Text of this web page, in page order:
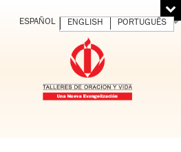
ESPAÑOL ENGLISH PORTUGUÊS